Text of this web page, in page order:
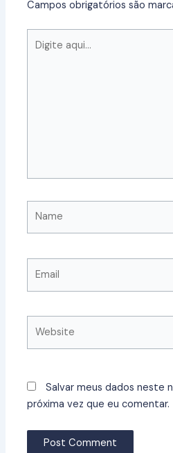
Campos obrigatórios são
aqui...
Salvar meus dados neste
próxima vez que eu comentar.